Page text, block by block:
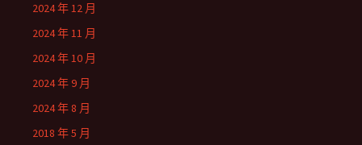
2024 年 12 月
2024 年 11 月
2024 年 10 月
2024 年 9 月
2024 年 8 月
2018 年 5 月